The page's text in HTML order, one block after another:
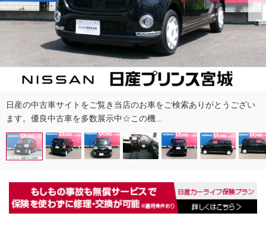
日産の中古車サイトをご覧き当店のお車をご検索ありがとうござい
ます。優良中古車を多数展示中☆この機...